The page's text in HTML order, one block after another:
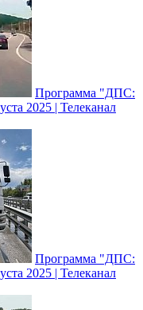
Программа "ДПС:
2025 | Телеканал
Программа "ДПС:
2025 | Телеканал